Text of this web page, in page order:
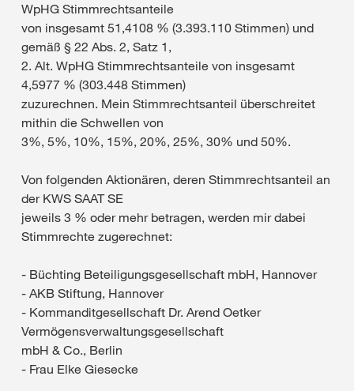
WpHG Stimmrechtsanteile
von insgesamt 51,4108 % (3.393.110 Stimmen) und
gemäß § 22 Abs. 2, Satz 1,
2. Alt. WpHG Stimmrechtsanteile von insgesamt
4,5977 % (303.448 Stimmen)
zuzurechnen. Mein Stimmrechtsanteil überschreitet
mithin die Schwellen von
3%, 5%, 10%, 15%, 20%, 25%, 30% und 50%.
Von folgenden Aktionären, deren Stimmrechtsanteil an
der KWS SAAT SE
jeweils 3 % oder mehr betragen, werden mir dabei
Stimmrechte zugerechnet:
- Büchting Beteiligungsgesellschaft mbH, Hannover
- AKB Stiftung, Hannover
- Kommanditgesellschaft Dr. Arend Oetker
Vermögensverwaltungsgesellschaft
mbH & Co., Berlin
- Frau Elke Giesecke